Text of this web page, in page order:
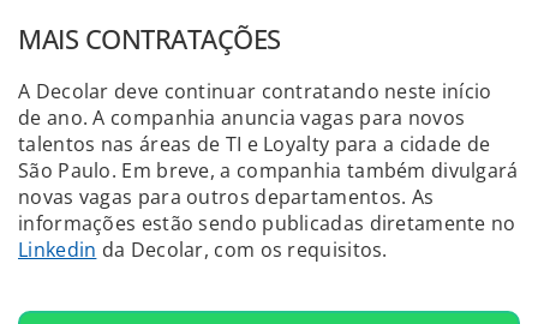
MAIS CONTRATAÇÕES
A Decolar deve continuar contratando neste início
de ano. A companhia anuncia vagas para novos
talentos nas áreas de TI e Loyalty para a cidade de
São Paulo. Em breve, a companhia também divulgará
novas vagas para outros departamentos. As
informações estão sendo publicadas diretamente no
Linkedin da Decolar, com os requisitos.